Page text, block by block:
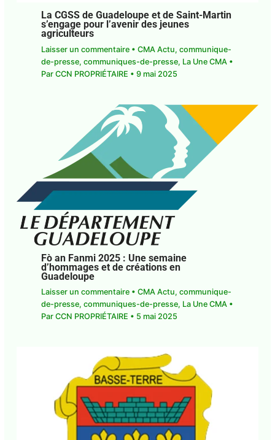
La CGSS de Guadeloupe et de Saint-Martin
s’engage pour l’avenir des jeunes
agriculteurs
Laisser un commentaire • CMA Actu, communique-
de-presse, communiques-de-presse, La Une CMA •
Par CCN PROPRIÉTAIRE • 9 mai 2025
Fò an Fanmi 2025 : Une semaine
d’hommages et de créations en
Guadeloupe
Laisser un commentaire • CMA Actu, communique-
de-presse, communiques-de-presse, La Une CMA•
Par CCN PROPRIÉTAIRE • 5 mai 2025